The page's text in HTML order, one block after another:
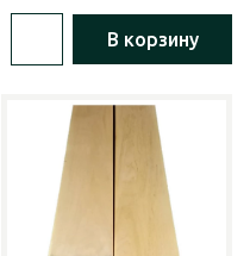
В корзину